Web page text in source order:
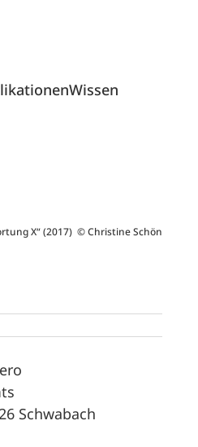
Wissen
X“ (2017) © Christine Schön
Schwabach